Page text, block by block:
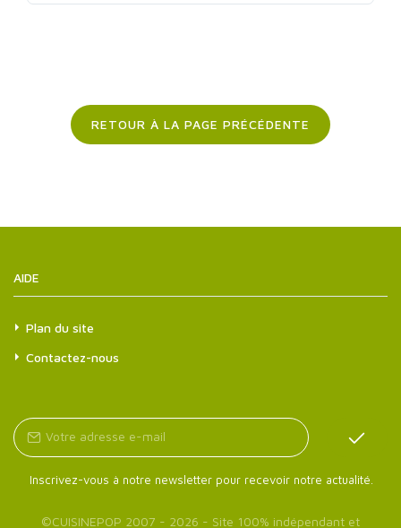
sirop d'érable
RETOUR À LA PAGE PRÉCÉDENTE
AIDE
Plan du site
Contactez-nous
Inscrivez-vous à notre newsletter pour recevoir notre actualité.
©CUISINEPOP 2007 - 2026 - Site 100% indépendant et